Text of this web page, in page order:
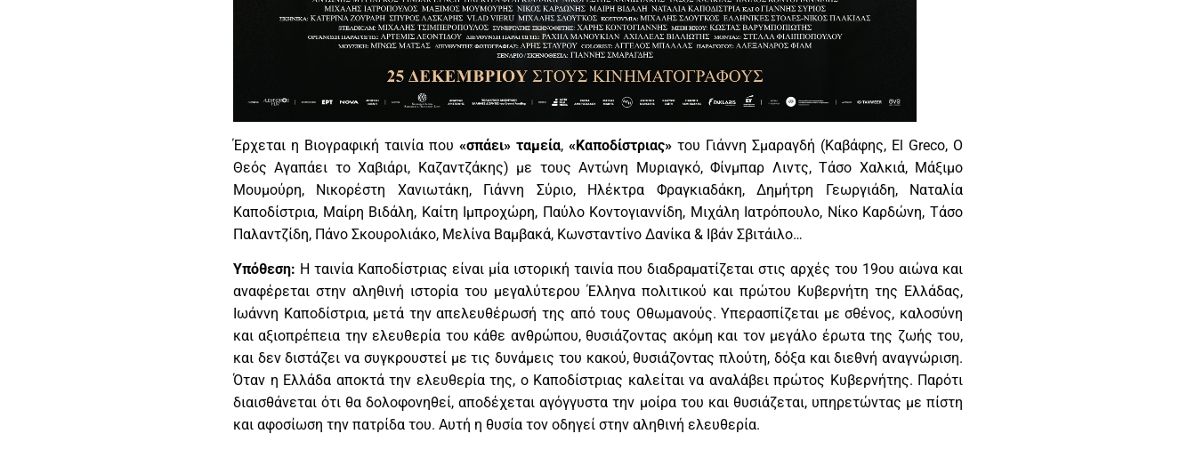
Έρχεται η Βιογραφική ταινία που «σπάει» ταμεία, «Καποδίστριας» του Γιάννη Σμαραγδή (Καβάφης, El Greco, Ο
Θεός Αγαπάει το Χαβιάρι, Καζαντζάκης) με τους Αντώνη Μυριαγκό, Φίνμπαρ Λιντς, Τάσο Χαλκιά, Μάξιμο
Μουμούρη, Νικορέστη Χανιωτάκη, Γιάννη Σύριο, Ηλέκτρα Φραγκιαδάκη, Δημήτρη Γεωργιάδη, Ναταλία
Καποδίστρια, Μαίρη Βιδάλη, Καίτη Ιμπροχώρη, Παύλο Κοντογιαννίδη, Μιχάλη Ιατρόπουλο, Νίκο Καρδώνη, Τάσο
Παλαντζίδη, Πάνο Σκουρολιάκο, Μελίνα Βαμβακά, Κωνσταντίνο Δανίκα & Ιβάν Σβιτάιλο…
Υπόθεση: Η ταινία Καποδίστριας είναι μία ιστορική ταινία που διαδραματίζεται στις αρχές του 19ου αιώνα και
αναφέρεται στην αληθινή ιστορία του μεγαλύτερου Έλληνα πολιτικού και πρώτου Κυβερνήτη της Ελλάδας,
Ιωάννη Καποδίστρια, μετά την απελευθέρωσή της από τους Οθωμανούς. Υπερασπίζεται με σθένος, καλοσύνη
και αξιοπρέπεια την ελευθερία του κάθε ανθρώπου, θυσιάζοντας ακόμη και τον μεγάλο έρωτα της ζωής του,
και δεν διστάζει να συγκρουστεί με τις δυνάμεις του κακού, θυσιάζοντας πλούτη, δόξα και διεθνή αναγνώριση.
Όταν η Ελλάδα αποκτά την ελευθερία της, ο Καποδίστριας καλείται να αναλάβει πρώτος Κυβερνήτης. Παρότι
διαισθάνεται ότι θα δολοφονηθεί, αποδέχεται αγόγγυστα την μοίρα του και θυσιάζεται, υπηρετώντας με πίστη
και αφοσίωση την πατρίδα του. Αυτή η θυσία τον οδηγεί στην αληθινή ελευθερία.